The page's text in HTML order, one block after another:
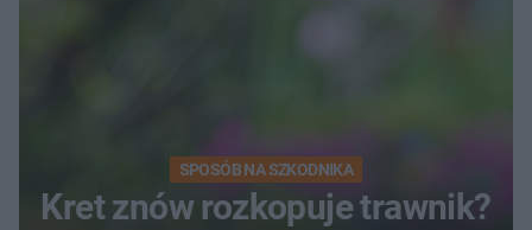
SPOSÓB NA SZKODNIKA
Kret znów rozkopuje trawnik?